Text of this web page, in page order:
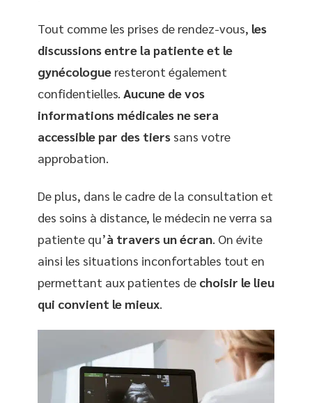
Tout comme les prises de rendez-vous, les
discussions entre la patiente et le
gynécologue resteront également
confidentielles. Aucune de vos
informations médicales ne sera
accessible par des tiers sans votre
approbation.
De plus, dans le cadre de la consultation et
des soins à distance, le médecin ne verra sa
patiente qu’à travers un écran . On évite
ainsi les situations inconfortables tout en
permettant aux patientes de choisir le lieu
qui convient le mieux